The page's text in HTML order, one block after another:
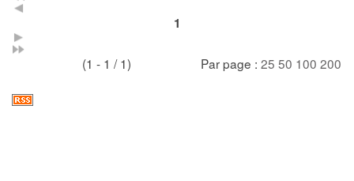
1
(1 - 1 / 1) Par page : 25 50 100 200